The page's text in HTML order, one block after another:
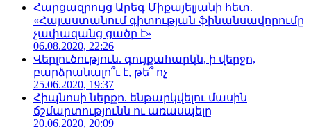
Հարցազրույց Արեգ Միքայելյանի հետ.
«Հայաստանում գիտության ֆինանսավորումը
չափազանց ցածր է»
06.08.2020, 22:26
Վերլուծություն. գույքահարկն, ի վերջո,
բարձրանալո՞ւ է, թե՞ ոչ
25.06.2020, 19:37
Հիպնոսի ներքո. ենթարկվելու մասին
ճշմարտությունն ու առասպելը
20.06.2020, 20:09